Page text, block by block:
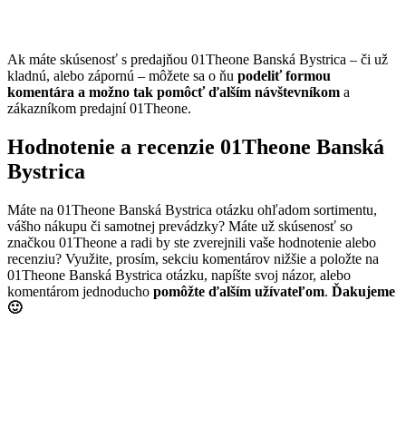
Ak máte skúsenosť s predajňou 01Theone Banská Bystrica – či už
kladnú, alebo zápornú – môžete sa o ňu podeliť formou
komentára a možno tak pomôcť ďalším návštevníkom a
zákazníkom predajní 01Theone.
Hodnotenie a recenzie 01Theone Banská
Bystrica
Máte na 01Theone Banská Bystrica otázku ohľadom sortimentu,
vášho nákupu či samotnej prevádzky? Máte už skúsenosť so
značkou 01Theone a radi by ste zverejnili vaše hodnotenie alebo
recenziu? Využite, prosím, sekciu komentárov nižšie a položte na
01Theone Banská Bystrica otázku, napíšte svoj názor, alebo
komentárom jednoducho pomôžte ďalším užívateľom. Ďakujeme
🙂